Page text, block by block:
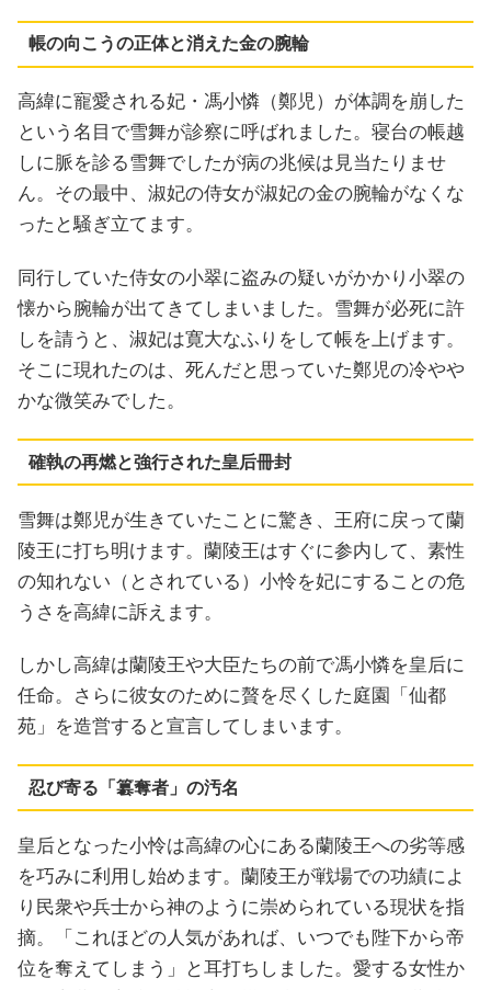
帳の向こうの正体と消えた金の腕輪
高緯に寵愛される妃・馮小憐（鄭児）が体調を崩した
という名目で雪舞が診察に呼ばれました。寝台の帳越
しに脈を診る雪舞でしたが病の兆候は見当たりませ
ん。その最中、淑妃の侍女が淑妃の金の腕輪がなくな
ったと騒ぎ立てます。
同行していた侍女の小翠に盗みの疑いがかかり小翠の
懐から腕輪が出てきてしまいました。雪舞が必死に許
しを請うと、淑妃は寛大なふりをして帳を上げます。
そこに現れたのは、死んだと思っていた鄭児の冷やや
かな微笑みでした。
確執の再燃と強行された皇后冊封
雪舞は鄭児が生きていたことに驚き、王府に戻って蘭
陵王に打ち明けます。蘭陵王はすぐに参内して、素性
の知れない（とされている）小怜を妃にすることの危
うさを高緯に訴えます。
しかし高緯は蘭陵王や大臣たちの前で馮小憐を皇后に
任命。さらに彼女のために贅を尽くした庭園「仙都
苑」を造営すると宣言してしまいます。
忍び寄る「簒奪者」の汚名
皇后となった小怜は高緯の心にある蘭陵王への劣等感
を巧みに利用し始めます。蘭陵王が戦場での功績によ
り民衆や兵士から神のように崇められている現状を指
摘。「これほどの人気があれば、いつでも陛下から帝
位を奪えてしまう」と耳打ちしました。愛する女性か